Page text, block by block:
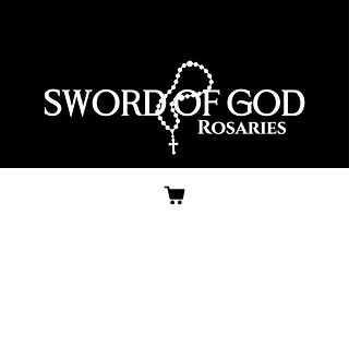
会員になると、在庫状況、新商品、